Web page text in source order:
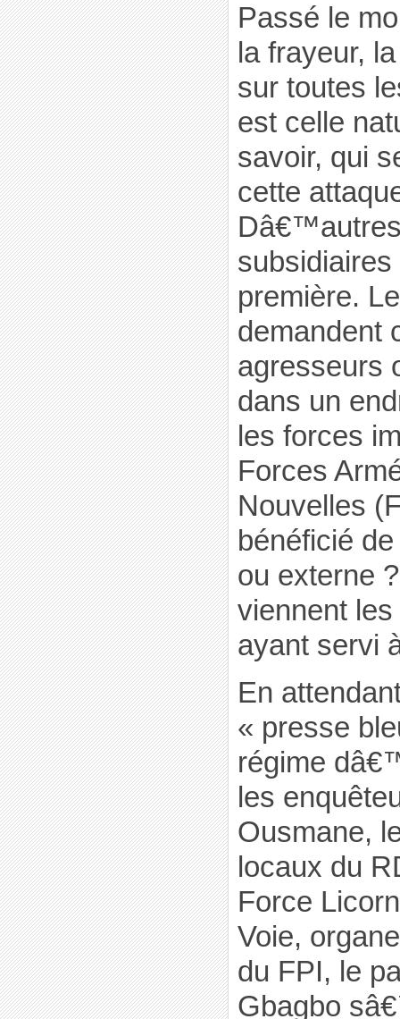
Passé le
la frayeur,
sur toutes
est celle
savoir, qui
cette
première.
demandent
agresseurs
dans un
les forces
Forces
Nouvelles
bénéficié
ou externe
viennent
ayant servi
En
« presse
régime
les
Ousmane,
locaux du
Force
Voie,
du FPI, le
Gbagbo